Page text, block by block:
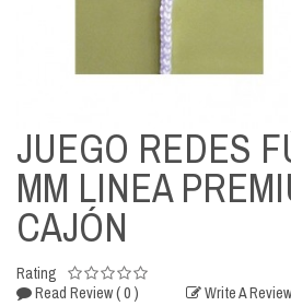
JUEGO REDES
MM LINEA
CAJÓN
Rating
Read Review( 0 ) Write A Review